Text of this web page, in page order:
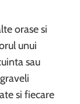
orase si
unui
sau
si fiecare